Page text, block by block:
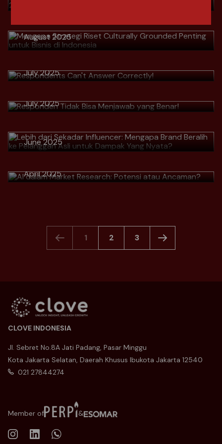
August 2025
> Respondents Can't Answer
Correctly!
July 2025
> Responden Tidak Bisa Menjawab
yang Benar!
July 2025
> Lebih dari Sekadar Influencer:
Pelanggan Asli untuk Dampak Yang
June 2025
> AI dalam Market Research:
Potensi atau Ancaman?
April 2025
1 2 3
Member of &
CLOVE INDONESIA
Jl. Sebret No.8A Jati Padang, Pasar Minggu
Kota Jakarta Selatan, Daerah Khusus Ibukota Jakarta 12540
021 27844274